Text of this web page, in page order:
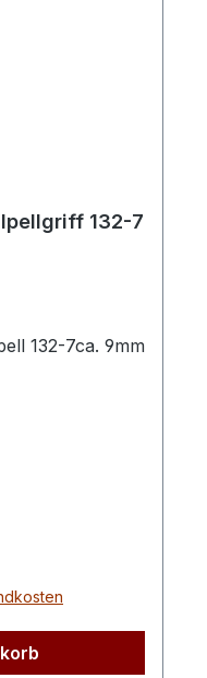
132-7
132-7ca. 9mm